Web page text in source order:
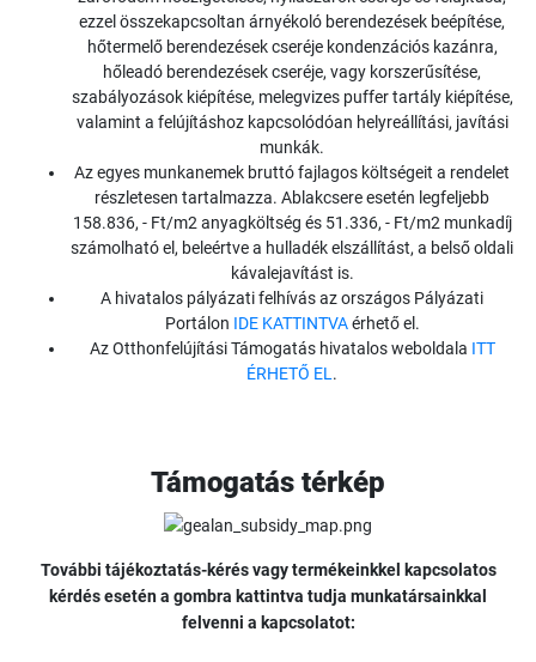
ezzel összekapcsoltan árnyékoló berendezések beépítése,
hőtermelő berendezések cseréje kondenzációs kazánra,
hőleadó berendezések cseréje, vagy korszerűsítése,
szabályozások kiépítése, melegvizes puffer tartály kiépítése,
valamint a felújításhoz kapcsolódóan helyreállítási, javítási
munkák.
Az egyes munkanemek bruttó fajlagos költségeit a rendelet
részletesen tartalmazza. Ablakcsere esetén legfeljebb
158.836, - Ft/m2 anyagköltség és 51.336, - Ft/m2 munkadíj
számolható el, beleértve a hulladék elszállítást, a belső oldali
kávalejavítást is.
A hivatalos pályázati felhívás az országos Pályázati
Portálon IDE KATTINTVAérhető el.
Az Otthonfelújítási Támogatás hivatalos weboldala ITT
ÉRHETŐ EL .
Támogatás térkép
További tájékoztatás-kérés vagy termékeinkkel kapcsolatos
kérdés esetén a gombra kattintva tudja munkatársainkkal
felvenni a kapcsolatot: